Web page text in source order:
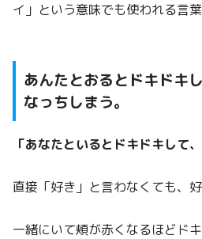
イ」という意味でも使われる言葉
あんたとおるとドキドキ
なっちしまう。
「あなたといるとドキドキして
直接「好き」と言わなくても、
一緒にいて頬が赤くなるほどド